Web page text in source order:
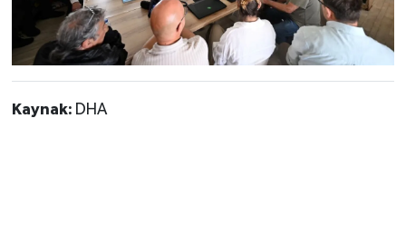
Kaynak: DHA